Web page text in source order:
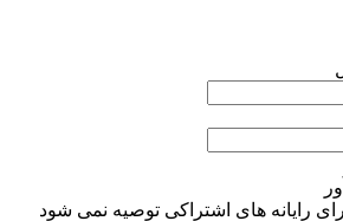
رایانه های اشتراکی توصیه نمی شود